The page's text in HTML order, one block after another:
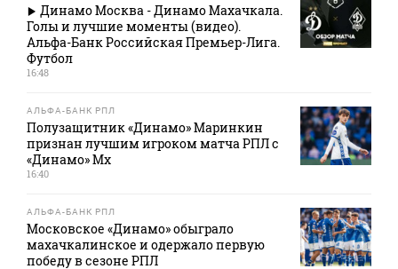
Динамо Москва - Динамо Махачкала.
Голы и лучшие моменты (видео).
Альфа-Банк Российская Премьер-Лига.
Футбол
16:48
АЛЬФА-БАНК РПЛ
Полузащитник «Динамо» Маринкин
признан лучшим игроком матча РПЛ с
«Динамо» Мх
16:40
АЛЬФА-БАНК РПЛ
Московское «Динамо» обыграло
махачкалинское и одержало первую
победу в сезоне РПЛ